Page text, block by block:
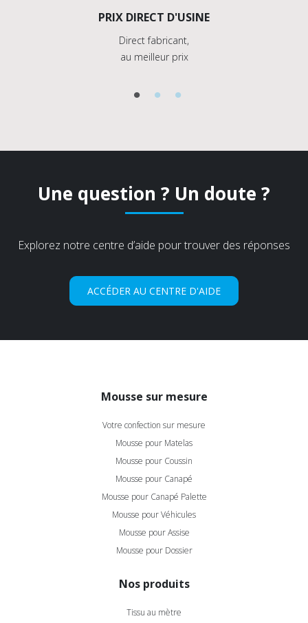
PRIX DIRECT D'USINE
Direct fabricant,
au meilleur prix
Une question ? Un doute ?
Explorez notre centre d’aide pour trouver des réponses
ACCÉDER AU CENTRE D'AIDE
Mousse sur mesure
Votre confection sur mesure
Mousse pour Matelas
Mousse pour Coussin
Mousse pour Canapé
Mousse pour Canapé Palette
Mousse pour Véhicules
Mousse pour Assise
Mousse pour Dossier
Nos produits
Tissu au mètre